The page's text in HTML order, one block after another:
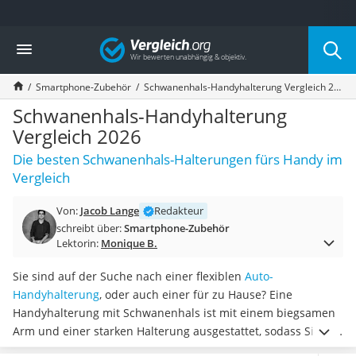
Die beliebtesten Vergleiche nach Kategorie
Elektronik
Powerstation
Monitor 32 Zoll 4K
Fernseher
Drucker
Desktop-PC
Monitor
Diascanner
Laser-Multifunktionsdrucker
Powerline-Adapter
Powerstation mit Solarpanel
Soundbar
17-Zoll-Laptop
Satellitenschüssel
Gaming-Headset
Schnurloses Telefon
Vergleich
Smartphone-Zubehör Schwanenhals-Handyhalterung Vergleich 2026
Schwanenhals-Handyhalterung
Vergleich 2026
Die besten Schwanenhals-Halterungen fürs Handy im
Vergleich
Von: Jacob Lange
Redakteur
schreibt über:Smartphone-Zubehör
Lektorin: Monique B.
Sie sind auf der Suche nach einer flexiblen Auto-
Handyhalterung, oder auch einer für zu Hause? Eine
Handyhalterung mit Schwanenhals ist mit einem biegsamen
Arm und einer starken Halterung ausgestattet, sodass Sie Ihr
Handyan jedem denkbaren Ort in jeder gewünschten